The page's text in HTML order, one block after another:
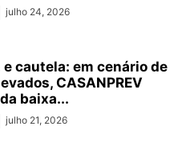
julho 24, 2026
e cautela: em cenário de
CASANPREV
baixa...
julho 21, 2026